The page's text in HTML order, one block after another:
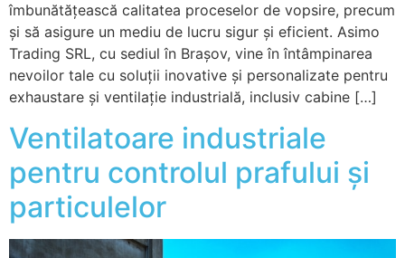
îmbunătățească calitatea proceselor de vopsire, precum
și să asigure un mediu de lucru sigur și eficient. Asimo
Trading SRL, cu sediul în Brașov, vine în întâmpinarea
nevoilor tale cu soluții inovative și personalizate pentru
exhaustare și ventilație industrială, inclusiv cabine […]
Ventilatoare industriale
pentru controlul prafului și
particulelor